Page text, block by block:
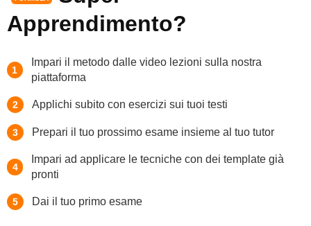
Apprendimento?
1
Impari il metodo dalle video lezioni sulla nostra
piattaforma
2 Applichi subito con esercizi sui tuoi testi
3 Prepari il tuo prossimo esame insieme al tuo tutor
4
Impari ad applicare le tecniche con dei template già
pronti
5 Dai il tuo primo esame